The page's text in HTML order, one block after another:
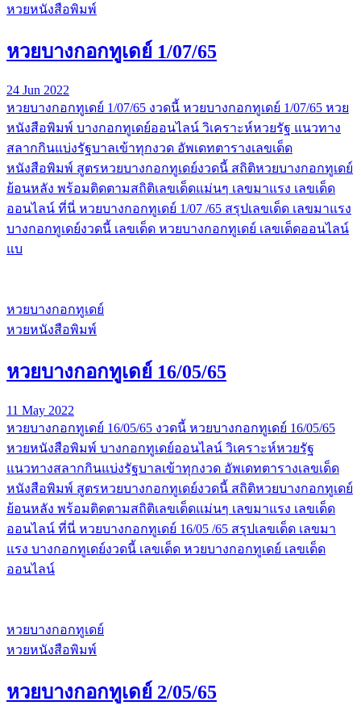
หวยหนังสือพิมพ์
หวยบางกอกทูเดย์ 1/07/65
24 Jun 2022
หวยบางกอกทูเดย์ 1/07/65 งวดนี้ หวยบางกอกทูเดย์ 1/07/65 หวย
หนังสือพิมพ์ บางกอกทูเดย์ออนไลน์ วิเคราะห์หวยรัฐ แนวทาง
สลากกินแบ่งรัฐบาลเข้าทุกงวด อัพเดทตารางเลขเด็ด
หนังสือพิมพ์ สูตรหวยบางกอกทูเดย์งวดนี้ สถิติหวยบางกอกทูเดย์
ย้อนหลัง พร้อมติดตามสถิติเลขเด็ดแม่นๆ เลขมาแรง เลขเด็ด
ออนไลน์ ที่นี่ หวยบางกอกทูเดย์ 1/07 /65 สรุปเลขเด็ด เลขมาแรง
บางกอกทูเดย์งวดนี้ เลขเด็ด หวยบางกอกทูเดย์ เลขเด็ดออนไลน์
แบ
หวยบางกอกทูเดย์
หวยหนังสือพิมพ์
หวยบางกอกทูเดย์ 16/05/65
11 May 2022
หวยบางกอกทูเดย์ 16/05/65 งวดนี้ หวยบางกอกทูเดย์ 16/05/65
หวยหนังสือพิมพ์ บางกอกทูเดย์ออนไลน์ วิเคราะห์หวยรัฐ
แนวทางสลากกินแบ่งรัฐบาลเข้าทุกงวด อัพเดทตารางเลขเด็ด
หนังสือพิมพ์ สูตรหวยบางกอกทูเดย์งวดนี้ สถิติหวยบางกอกทูเดย์
ย้อนหลัง พร้อมติดตามสถิติเลขเด็ดแม่นๆ เลขมาแรง เลขเด็ด
ออนไลน์ ที่นี่ หวยบางกอกทูเดย์ 16/05 /65 สรุปเลขเด็ด เลขมา
แรง บางกอกทูเดย์งวดนี้ เลขเด็ด หวยบางกอกทูเดย์ เลขเด็ด
ออนไลน์
หวยบางกอกทูเดย์
หวยหนังสือพิมพ์
หวยบางกอกทูเดย์ 2/05/65